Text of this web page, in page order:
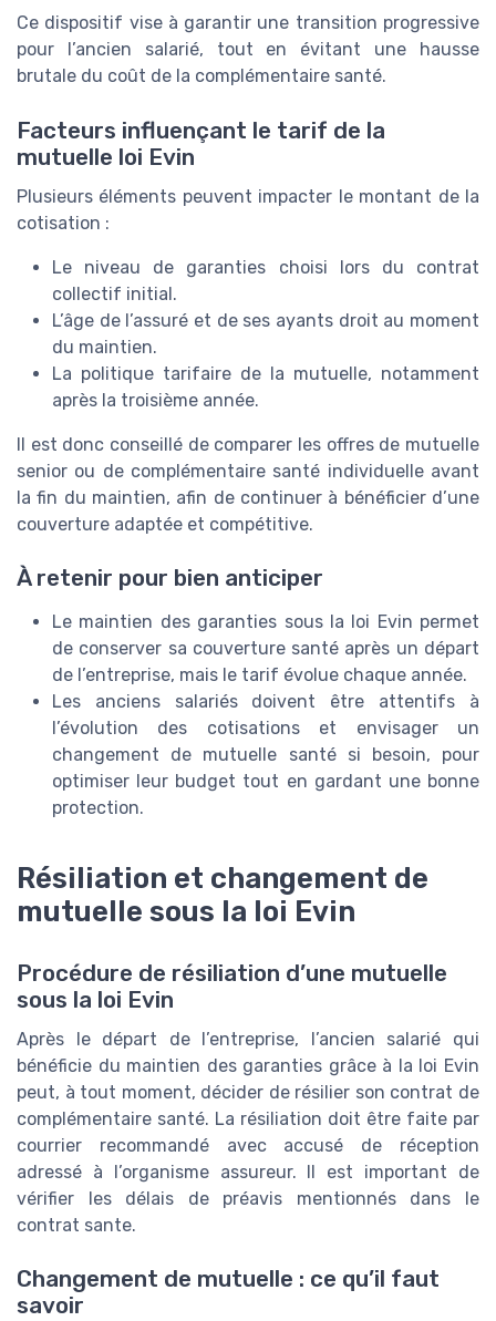
Ce dispositif vise à garantir une transition progressive
pour l’ancien salarié, tout en évitant une hausse
brutale du coût de la complémentaire santé.
Facteurs influençant le tarif de la
mutuelle loi Evin
Plusieurs éléments peuvent impacter le montant de la
cotisation :
Le niveau de garanties choisi lors du contrat
collectif initial.
L’âge de l’assuré et de ses ayants droit au moment
du maintien.
La politique tarifaire de la mutuelle, notamment
après la troisième année.
Il est donc conseillé de comparer les offres de mutuelle
senior ou de complémentaire santé individuelle avant
la fin du maintien, afin de continuer à bénéficier d’une
couverture adaptée et compétitive.
À retenir pour bien anticiper
Le maintien des garanties sous la loi Evin permet
de conserver sa couverture santé après un départ
de l’entreprise, mais le tarif évolue chaque année.
Les anciens salariés doivent être attentifs à
l’évolution des cotisations et envisager un
changement de mutuelle santé si besoin, pour
optimiser leur budget tout en gardant une bonne
protection.
Résiliation et changement de
mutuelle sous la loi Evin
Procédure de résiliation d’une mutuelle
sous la loi Evin
Après le départ de l’entreprise, l’ancien salarié qui
bénéficie du maintien des garanties grâce à la loi Evin
peut, à tout moment, décider de résilier son contrat de
complémentaire santé. La résiliation doit être faite par
courrier recommandé avec accusé de réception
adressé à l’organisme assureur. Il est important de
vérifier les délais de préavis mentionnés dans le
contrat sante.
Changement de mutuelle : ce qu’il faut
savoir